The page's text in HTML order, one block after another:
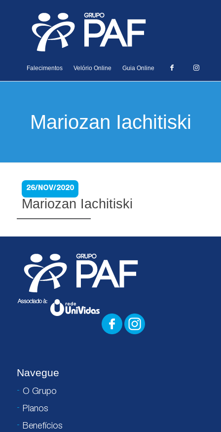
Falecimentos Velório Online Guia Online
Mariozan Iachitiski
26/NOV/2020
Mariozan Iachitiski
Navegue
O Grupo
Planos
Benefícios